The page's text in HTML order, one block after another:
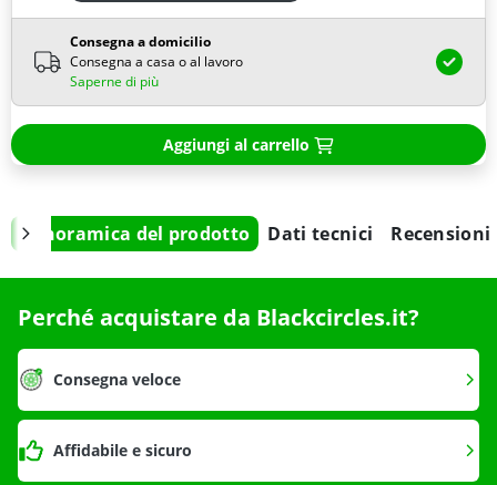
Consegna a domicilio
Consegna a casa o al lavoro
Saperne di più
Aggiungi al carrello
Panoramica del prodotto Dati tecnici Recensioni
Perché acquistare da Blackcircles.it?
Consegna veloce
Affidabile e sicuro